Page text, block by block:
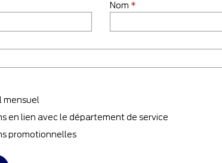
Nom *
mensuel
en lien avec le département de service
promotionnelles